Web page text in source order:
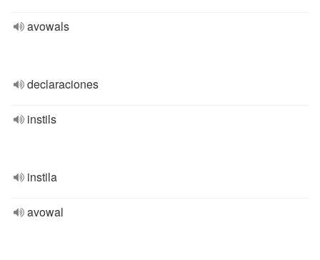
avowals
declaraciones
instils
instila
avowal